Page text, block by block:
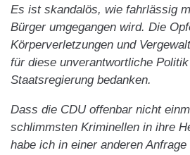
Es ist skandalös, wie fahrlässig
Bürger umgegangen wird. Die
Körperverletzungen und
für diese unverantwortliche
Staatsregierung bedanken.
Dass die CDU offenbar nicht
schlimmsten Kriminellen in ihre
habe ich in einer anderen